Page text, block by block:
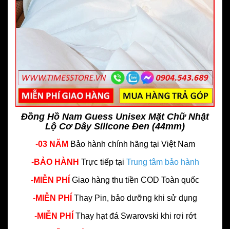
Đồng Hồ Nam Guess Unisex Mặt Chữ Nhật
Lộ Cơ Dây Silicone Đen (44mm)
-03 NĂM Bảo hành chính hãng tại Việt Nam
-BẢO HÀNH Trực tiếp tại Trung tâm bảo hành
-MIỄN PHÍ Giao hàng thu tiền COD Toàn quốc
-MIỄN PHÍ Thay Pin, bảo dưỡng khi sử dụng
-MIỄN PHÍ Thay hạt đá Swarovski khi rơi rớt